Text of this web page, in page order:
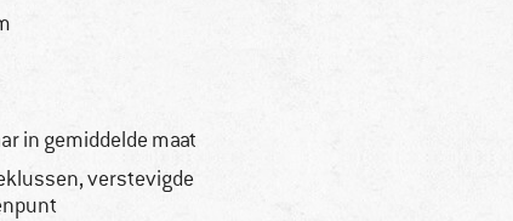
in gemiddelde maat
verstevigde